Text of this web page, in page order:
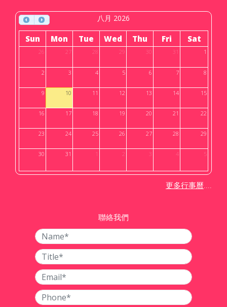
八月 2026
Sun Mon Tue Wed Thu Fri Sat
26 27 28 29 30 31 1
2 3 4 5 6 7 8
9 10 11 12 13 14 15
16 17 18 19 20 21 22
23 24 25 26 27 28 29
30 31 1 2 3 4 5
更多行事曆
聯絡我們